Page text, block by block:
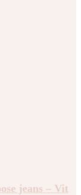
jeans – Vit